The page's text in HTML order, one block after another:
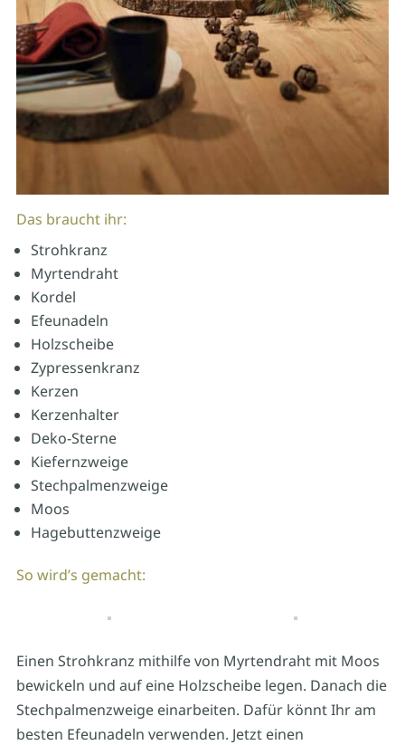
Das braucht ihr:
Strohkranz
Myrtendraht
Kordel
Efeunadeln
Holzscheibe
Zypressenkranz
Kerzen
Kerzenhalter
Deko-Sterne
Kiefernzweige
Stechpalmenzweige
Moos
Hagebuttenzweige
So wird’s gemacht:
Einen Strohkranz mithilfe von Myrtendraht mit Moos
bewickeln und auf eine Holzscheibe legen. Danach die
Stechpalmenzweige einarbeiten. Dafür könnt Ihr am
besten Efeunadeln verwenden. Jetzt einen